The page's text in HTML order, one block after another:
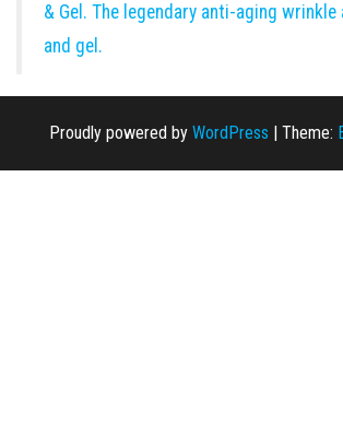
& Gel. The legendary anti-aging wrinkle
and gel.
Proudly powered by WordPress | Theme: